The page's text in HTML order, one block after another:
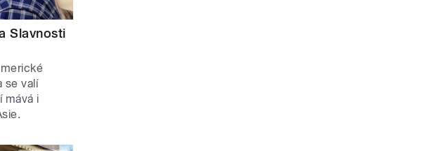
Slavnosti
se valí
mává i